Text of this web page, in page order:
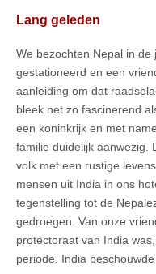
Lang geleden
We bezochten Nepal in de
gestationeerd en een
aanleiding om dat
bleek net zo fascinerend
een koninkrijk en met
familie duidelijk aanwezig.
volk met een rustige
mensen uit India in ons
tegenstelling tot de
gedroegen. Van onze
protectoraat van India
periode. India